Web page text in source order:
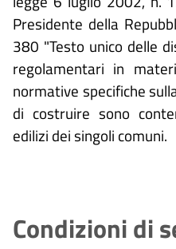
Presidente della
380 "Testo unico delle
regolamentari in
normative specifiche
di costruire sono
edilizi dei singoli comuni.
Condizioni di